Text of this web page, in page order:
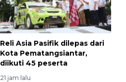
Reli Asia Pasifik dilepas dari
Kota Pematangsiantar,
diikuti 45 peserta
21 jam lalu